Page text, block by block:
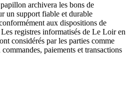
archivera les bons de
un support fiable et durable
aux dispositions de
registres informatisés de Le Loir en
considérés par les parties comme
paiements et transactions